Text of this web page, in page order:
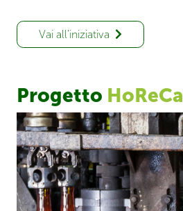
Vai all’iniziativa
Progetto HoReCa